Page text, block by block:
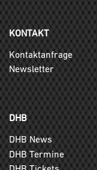
KONTAKT
Kontaktanfrage
Newsletter
DHB
DHB News
DHB Termine